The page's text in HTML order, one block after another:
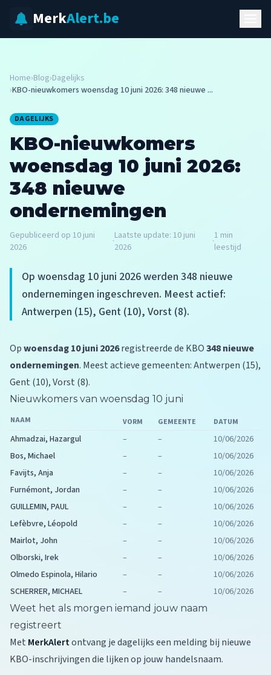
MerkAlert.be
Home›Blog›Dagelijks
›KBO-nieuwkomers woensdag 10 juni 2026: 348 nieuwe ...
DAGELIJKS
KBO-nieuwkomers
woensdag 10 juni 2026:
348 nieuwe
ondernemingen
Gepubliceerd op 10 juni
2026
·Laatste update: 10 juni
2026
·1 min
leestijd
Op woensdag 10 juni 2026 werden 348 nieuwe
ondernemingen ingeschreven. Meest actief:
Antwerpen (15), Gent (10), Vorst (8).
Opwoensdag 10 juni 2026registreerde de KBO348 nieuwe
ondernemingen. Meest actieve gemeenten: Antwerpen (15),
Gent (10), Vorst (8).
Nieuwkomers van woensdag 10 juni
NAAM VORM GEMEENTE DATUM
Ahmadzai, Hazargul – –
10/06/2026
Bos, Michael
– –
10/06/2026
Favijts, Anja
– –
10/06/2026
Furnémont, Jordan
– –
10/06/2026
GUILLEMIN, PAUL
– –
10/06/2026
Lefèbvre, Léopold
– –
10/06/2026
Mairlot, John
– –
10/06/2026
Olborski, Irek
– –
10/06/2026
Olmedo Espinola, Hilario
– –
10/06/2026
SCHERRER, MICHAEL
– – 10/06/2026
Weet het als morgen iemand jouw naam
registreert
Met MerkAlertontvang je dagelijks een melding bij nieuwe
KBO-inschrijvingen die lijken op jouw handelsnaam.